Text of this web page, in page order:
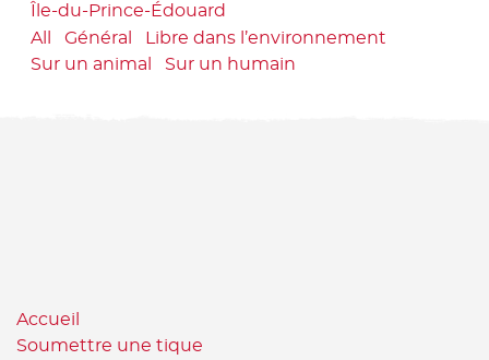
Île-du-Prince-Édouard
All
Général
Libre dans l’environnement
Sur un animal
Sur un humain
Accueil
Soumettre une tique